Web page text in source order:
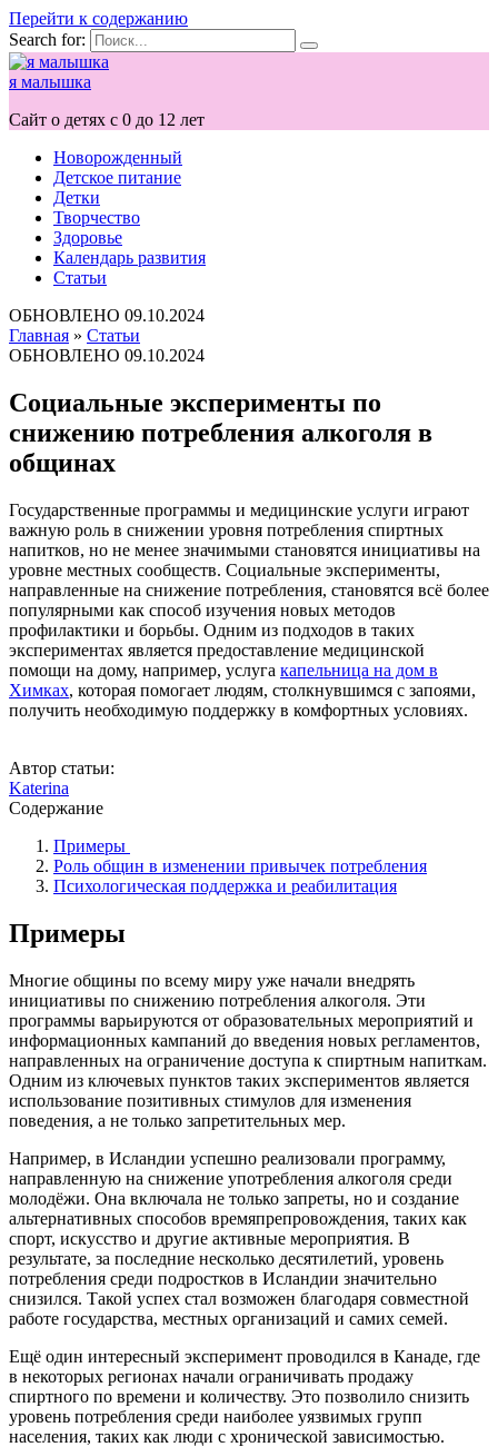
Перейти к содержанию
Search for:
я малышка
Сайт о детях с 0 до 12 лет
Новорожденный
Детское питание
Детки
Творчество
Здоровье
Календарь развития
Статьи
ОБНОВЛЕНО 09.10.2024
Главная » Статьи
ОБНОВЛЕНО 09.10.2024
Социальные эксперименты по
снижению потребления алкоголя в
общинах
Государственные программы и медицинские услуги играют
важную роль в снижении уровня потребления спиртных
напитков, но не менее значимыми становятся инициативы на
уровне местных сообществ. Социальные эксперименты,
направленные на снижение потребления, становятся всё более
популярными как способ изучения новых методов
профилактики и борьбы. Одним из подходов в таких
экспериментах является предоставление медицинской
помощи на дому, например, услуга капельница на дом в
Химках, которая помогает людям, столкнувшимся с запоями,
получить необходимую поддержку в комфортных условиях.
Автор статьи:
Katerina
Содержание
Примеры
Роль общин в изменении привычек потребления
Психологическая поддержка и реабилитация
Примеры
Многие общины по всему миру уже начали внедрять
инициативы по снижению потребления алкоголя. Эти
программы варьируются от образовательных мероприятий и
информационных кампаний до введения новых регламентов,
направленных на ограничение доступа к спиртным напиткам.
Одним из ключевых пунктов таких экспериментов является
использование позитивных стимулов для изменения
поведения, а не только запретительных мер.
Например, в Исландии успешно реализовали программу,
направленную на снижение употребления алкоголя среди
молодёжи. Она включала не только запреты, но и создание
альтернативных способов времяпрепровождения, таких как
спорт, искусство и другие активные мероприятия. В
результате, за последние несколько десятилетий, уровень
потребления среди подростков в Исландии значительно
снизился. Такой успех стал возможен благодаря совместной
работе государства, местных организаций и самих семей.
Ещё один интересный эксперимент проводился в Канаде, где
в некоторых регионах начали ограничивать продажу
спиртного по времени и количеству. Это позволило снизить
уровень потребления среди наиболее уязвимых групп
населения, таких как люди с хронической зависимостью.